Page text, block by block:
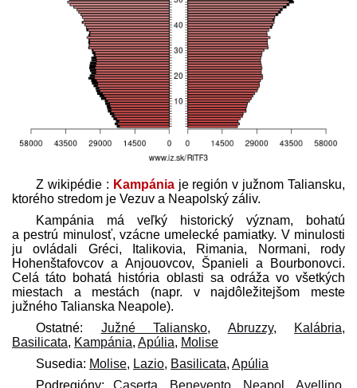
Z wikipédie : Kampániaje región v južnom Taliansku,
ktorého stredom je Vezuv a Neapolský záliv.
Kampánia má veľký historický význam, bohatú
a pestrú minulosť, vzácne umelecké pamiatky. V minulosti
ju ovládali Gréci, Italikovia, Rimania, Normani, rody
Hohenštafovcov a Anjouovcov, Španieli a Bourbonovci.
Celá táto bohatá história oblasti sa odráža vo všetkých
miestach a mestách (napr. v najdôležitejšom meste
južného Talianska Neapole).
Ostatné: Južné Taliansko, Abruzzy, Kalábria,
Basilicata, Kampánia, Apúlia, Molise
Susedia: Molise, Lazio, Basilicata, Apúlia